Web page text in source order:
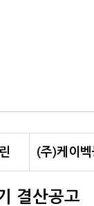
(주)케이
결산공고